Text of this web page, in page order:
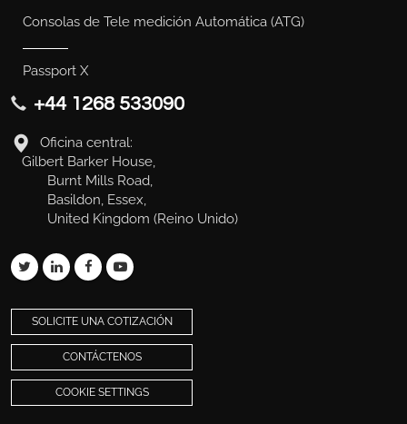
Consolas de Tele medición Automática (ATG)
Passport X
+44 1268 533090
Oficina central:
Gilbert Barker House,
Burnt Mills Road,
Basildon, Essex,
United Kingdom (Reino Unido)
SOLICITE UNA COTIZACIÓN
CONTÁCTENOS
COOKIE SETTINGS